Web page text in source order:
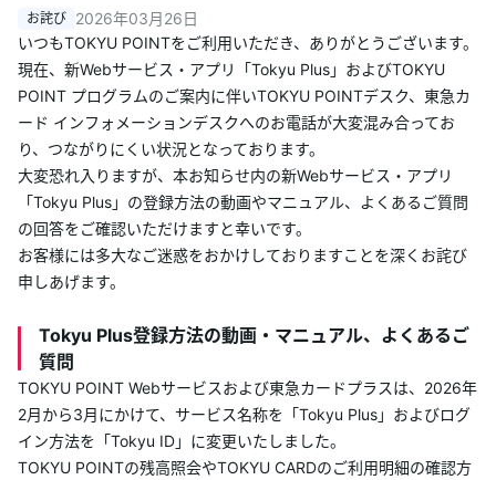
カードをつくる
TOKYU POINTについて
便利なサービス
あんしんサポート
よくあるご質問・お問合せ
サイト内検索
2026年03月26日
いつもTOKYU POINTをご利用いただき、ありがとうございます。
現在、新Webサービス・アプリ「Tokyu Plus」およびTOKYU
POINT プログラムのご案内に伴いTOKYU POINTデスク、東急カ
ード インフォメーションデスクへのお電話が大変混み合ってお
り、つながりにくい状況となっております。
大変恐れ入りますが、本お知らせ内の新Webサービス・アプリ
「Tokyu Plus」の登録方法の動画やマニュアル、よくあるご質問
の回答をご確認いただけますと幸いです。
お客様には多大なご迷惑をおかけしておりますことを深くお詫び
申しあげます。
Tokyu Plus登録方法の動画・マニュアル、よくあるご
質問
TOKYU POINT Webサービスおよび東急カードプラスは、2026年
2月から3月にかけて、サービス名称を「Tokyu Plus」およびログ
イン方法を「Tokyu ID」に変更いたしました。
TOKYU POINTの残高照会やTOKYU CARDのご利用明細の確認方